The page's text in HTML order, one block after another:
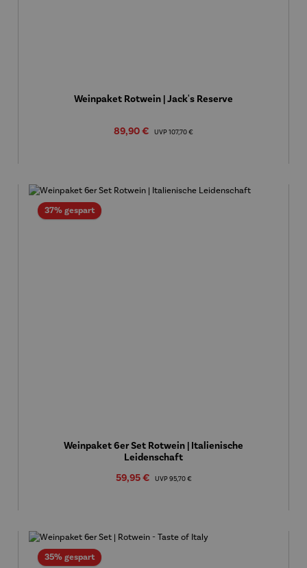
Weinpaket Rotwein | Jack's Reserve
Verkaufspreis:
89,90 € UVPRegulärer Preis:
107,70 €
37% gespartRabatt
Weinpaket 6er Set Rotwein | Italienische
Leidenschaft
Verkaufspreis:
59,95 € UVPRegulärer Preis:
95,70 €
35% gespartRabatt